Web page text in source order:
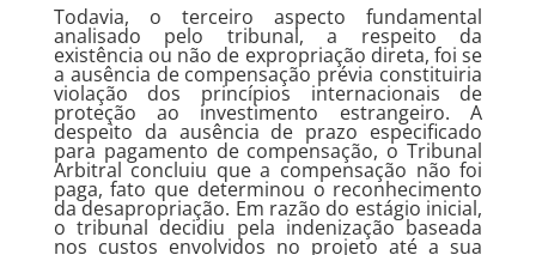
Todavia, o terceiro aspecto fundamental
analisado pelo tribunal, a respeito da
existência ou não de expropriação direta, foi se
a ausência de compensação prévia constituiria
violação dos princípios internacionais de
proteção ao investimento estrangeiro. A
despeito da ausência de prazo especificado
para pagamento de compensação, o Tribunal
Arbitral concluiu que a compensação não foi
paga, fato que determinou o reconhecimento
da desapropriação. Em razão do estágio inicial,
o tribunal decidiu pela indenização baseada
nos custos envolvidos no projeto até a sua